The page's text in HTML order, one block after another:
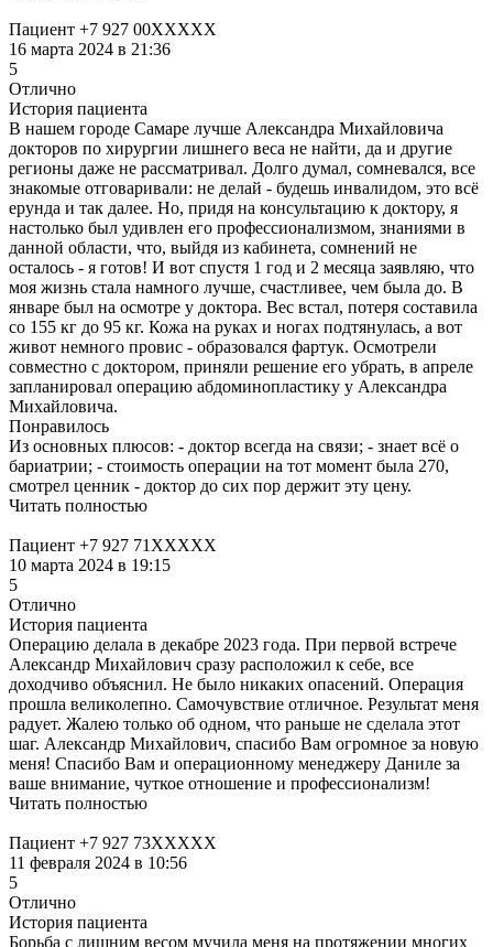
Пациент +7 927 00XXXXX
16 марта 2024 в 21:36
5
Отлично
История пациента
В нашем городе Самаре лучше Александра Михайловича
докторов по хирургии​ лишнего веса не найти, да и другие
регионы даже не рассматривал. Долго думал, сомневался, все
знакомые отговаривали: не делай - будешь инвалидом, это всё
ерунда и так далее. Но, придя на консультацию к доктору, я
настолько был удивлен его профессионализмом, знаниями в
данной области, что, выйдя из кабинета, сомнений не
осталось - я готов! И вот спустя 1 год и 2 месяца заявляю, что
моя жизнь стала намного лучше, счастливее, чем была до. В
январе был на осмотре у доктора. Вес встал, потеря составила
со 155 кг до 95 кг. Кожа на руках и ногах подтянулась, а вот
живот немного провис - образовался фартук. Осмотрели
совместно с доктором, приняли решение его убрать, в апреле
запланировал операцию абдоминопластику​ у Александра
Михайловича.
Понравилось
Из основных плюсов: - доктор всегда на связи; - знает всё о
бариатрии; - стоимость операции на тот момент была 270,
смотрел ценник - доктор до сих пор держит эту цену.
Читать полностью
Пациент +7 927 71XXXXX
10 марта 2024 в 19:15
5
Отлично
История пациента
Операцию делала в декабре 2023 года. При первой встрече
Александр Михайлович сразу расположил к себе, все
доходчиво объяснил. Не было никаких опасений. Операция
прошла великолепно. Самочувствие отличное. Результат меня
радует. Жалею только об одном, что раньше не сделала этот
шаг. Александр Михайлович, спасибо Вам огромное за новую
меня! Спасибо Вам и операционному менеджеру Даниле за
ваше внимание, чуткое отношение и профессионализм!
Читать полностью
Пациент +7 927 73XXXXX
11 февраля 2024 в 10:56
5
Отлично
История пациента
Борьба с лишним весом мучила меня на протяжении многих